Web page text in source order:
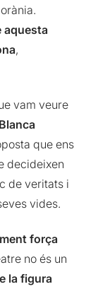
aquesta
,
vam veure
Blanca
que ens
decideixen
de veritats i
vides.
força
no és un
la figura